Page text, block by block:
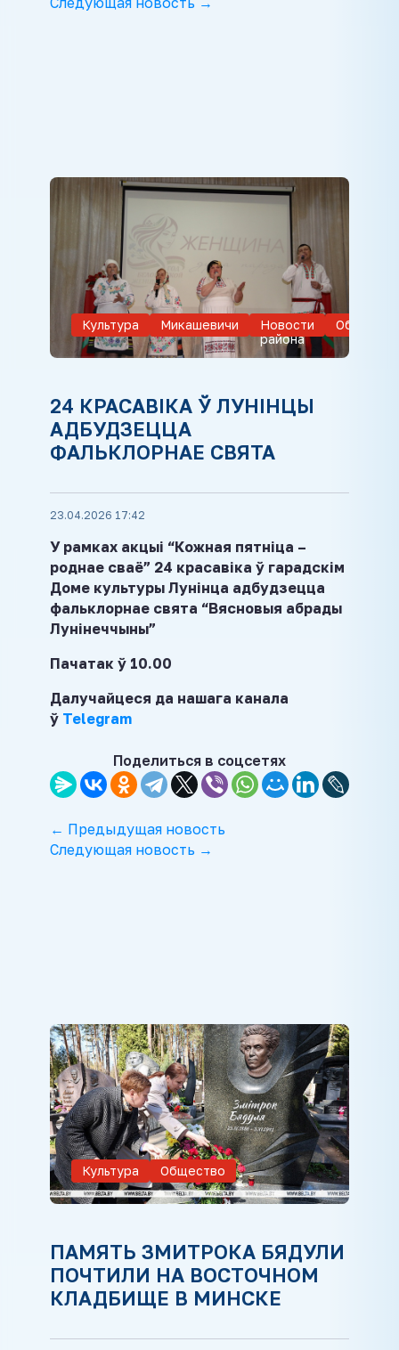
Культура Микашевичи
Новости
района
24 КРАСАВІКА Ў ЛУНІНЦЫ
АДБУДЗЕЦЦА
ФАЛЬКЛОРНАЕ СВЯТА
23.04.2026 17:42
У рамках акцыі “Кожная пятніца –
роднае сваё” 24 красавіка ў гарадскім
Доме культуры Лунінца адбудзецца
фальклорнае свята “Вясновыя абрады
Лунінеччыны”
Пачатак ў 10.00
Далучайцеся да нашага канала
ў Telegram
Поделиться в соцсетях
← Предыдущая новость
Следующая новость →
Культура Общество
ПАМЯТЬ ЗМИТРОКА БЯДУЛИ
ПОЧТИЛИ НА ВОСТОЧНОМ
КЛАДБИЩЕ В МИНСКЕ